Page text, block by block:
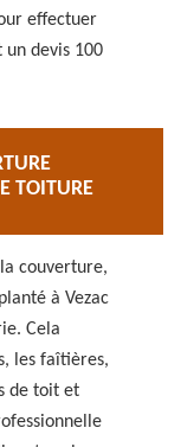
effectuer
devis 100
TOITURE
couverture,
à Vezac
Cela
les faîtières,
de toit et